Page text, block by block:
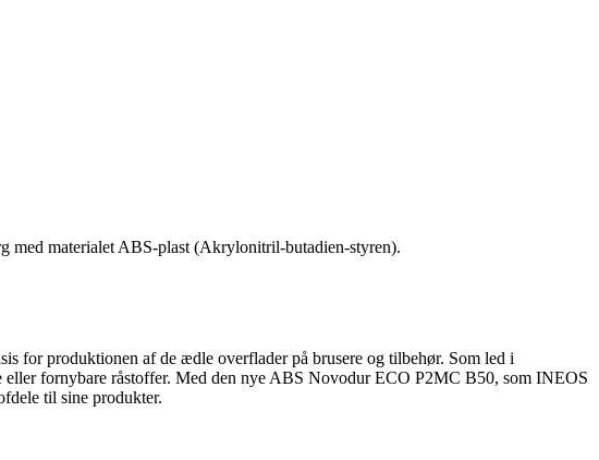
med materialet ABS-plast (Akrylonitril-butadien-styren).
for produktionen af de ædle overflader på brusere og tilbehør. Som led i
fornybare råstoffer. Med den nye ABS Novodur ECO P2MC B50, som INEOS
til sine produkter.